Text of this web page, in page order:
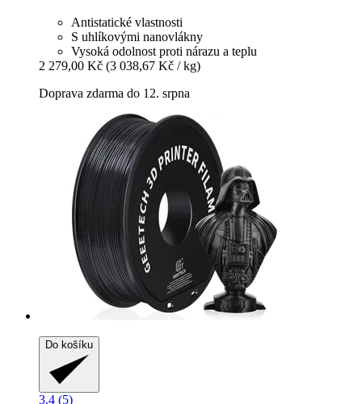
Antistatické vlastnosti
S uhlíkovými nanovlákny
Vysoká odolnost proti nárazu a teplu
2 279,00 Kč (3 038,67 Kč / kg)
Doprava zdarma do 12. srpna
Do košíku
3.4 (5)